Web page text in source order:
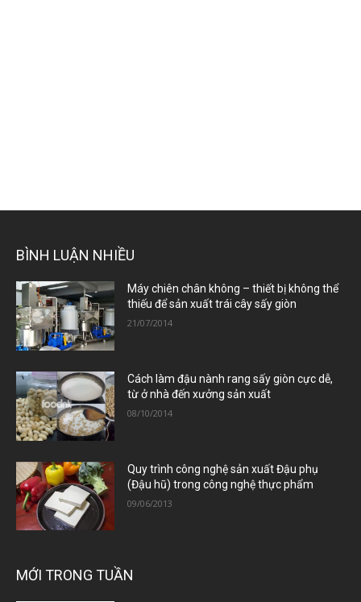
BÌNH LUẬN NHIỀU
Máy chiên chân không – thiết bị không thể
thiếu để sản xuất trái cây sấy giòn
21/07/2014
Cách làm đậu nành rang sấy giòn cực dễ,
từ ở nhà đến xưởng sản xuất
08/10/2014
Quy trình công nghệ sản xuất Đậu phụ
(Đậu hũ) trong công nghệ thực phẩm
09/06/2013
MỚI TRONG TUẦN